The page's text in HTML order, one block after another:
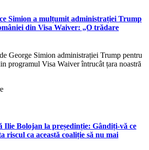
Simion a mulțumit administrației Trump
din Visa Waiver: „O trădare
George Simion administrației Trump pentru
programul Visa Waiver întrucât țara noastră
Ilie Bolojan la președinție: Gândiți-vă ce
riscul ca această coaliție să nu mai